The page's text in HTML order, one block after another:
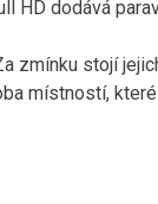
HD dodává
zmínku stojí
místností,